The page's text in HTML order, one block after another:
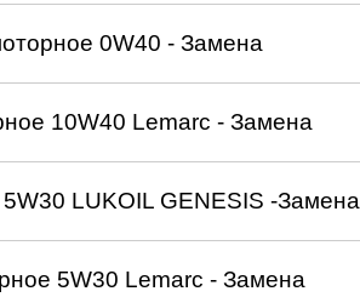
0W40 - Замена
10W40 Lemarc - Замена
LUKOIL GENESIS -Замена
5W30 Lemarc - Замена